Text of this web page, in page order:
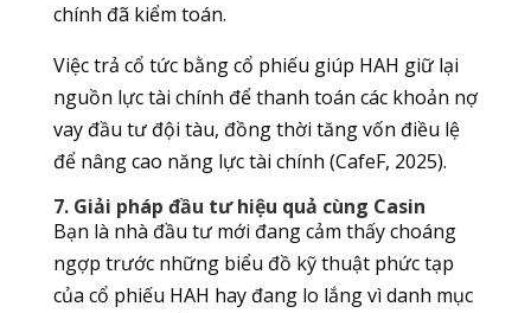
chính đã kiểm toán.
Việc trả cổ tức bằng cổ phiếu giúp HAH giữ lại
nguồn lực tài chính để thanh toán các khoản nợ
vay đầu tư đội tàu, đồng thời tăng vốn điều lệ
để nâng cao năng lực tài chính (CafeF, 2025).
7. Giải pháp đầu tư hiệu quả cùng Casin
Bạn là nhà đầu tư mới đang cảm thấy choáng
ngợp trước những biểu đồ kỹ thuật phức tạp
của cổ phiếu HAH hay đang lo lắng vì danh mục